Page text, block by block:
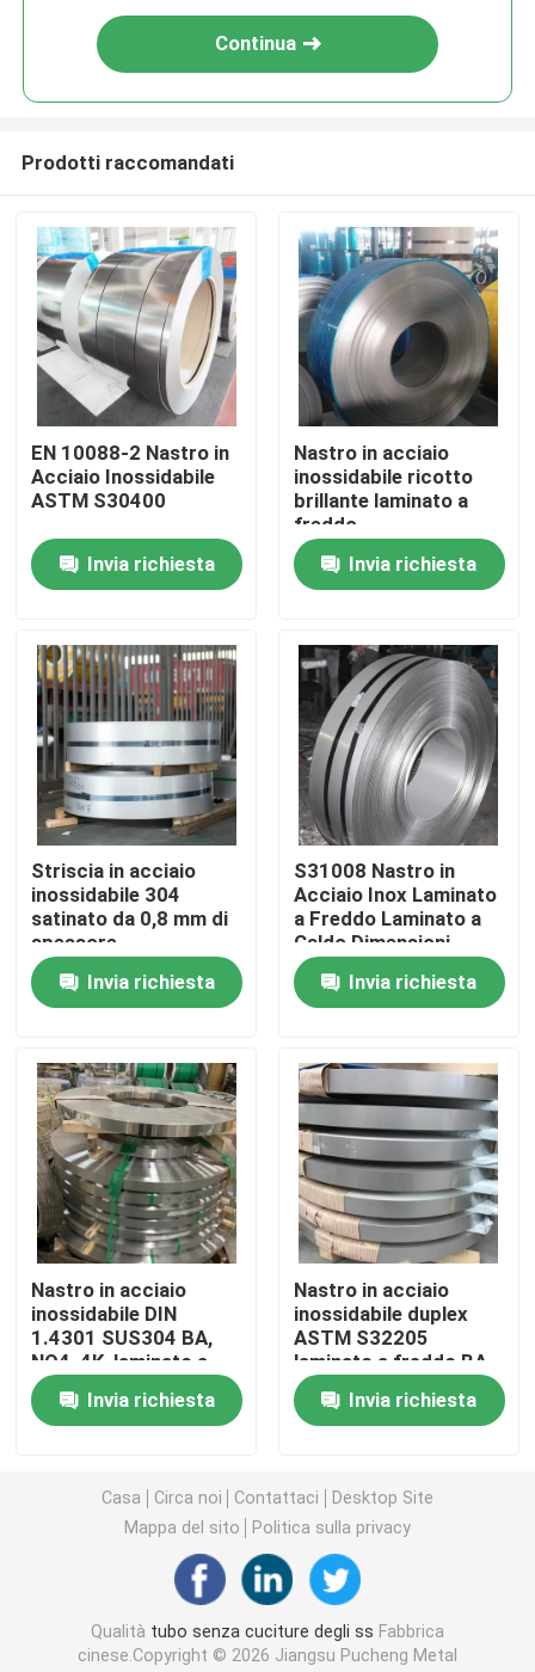
Casa
Video
Circa noi
Giro della fabbrica
Controllo di qualità
Contattici
Notizie
tubo senza cuciture degli ss
Tubo rotondo degli ss
Tubo di acciaio inossidabile
piatto di alluminio dello strato
bobina di acciaio inossidabile
Lamina di metallo di acciaio inossidabile
Striscia di acciaio inossidabile
Continua
Prodotti raccomandati
EN 10088-2 Nastro in
Acciaio Inossidabile
ASTM S30400
Invia richiesta
Nastro in acciaio
inossidabile ricotto
brillante laminato a
freddo
Invia richiesta
Striscia in acciaio
inossidabile 304
satinato da 0,8 mm di
spessore
Invia richiesta
S31008 Nastro in
Acciaio Inox Laminato
a Freddo Laminato a
Caldo Dimensioni
Personalizzate
Superficie 8K 4K
Resistenza all'Usura
Invia richiesta
Nastro in acciaio
inossidabile DIN
1.4301 SUS304 BA,
NO4, 4K, laminato a
freddo, per
produzione industriale
Invia richiesta
Nastro in acciaio
inossidabile duplex
ASTM S32205
laminato a freddo BA,
lucidatura a specchio
4K, 8K con servizio di
taglio
Invia richiesta
Casa Circa noi Contattaci
Desktop Site
Mappa del sito
Politica sulla privacy
Qualità tubo senza cuciture degli ss Fabbrica
cinese.Copyright © 2026 Jiangsu Pucheng Metal